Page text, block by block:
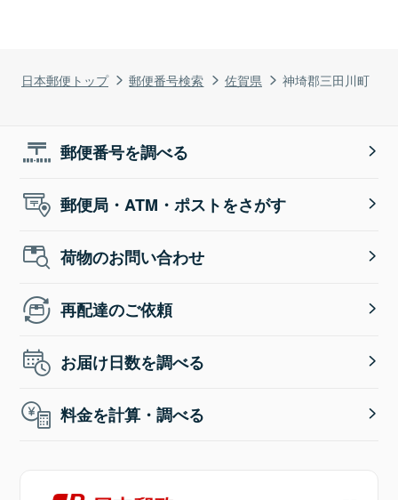
日本郵便トップ 郵便番号検索 佐賀県 神埼郡三田川町
郵便番号を調べる
郵便局・ATM・ポストをさがす
荷物のお問い合わせ
再配達のご依頼
お届け日数を調べる
料金を計算・調べる